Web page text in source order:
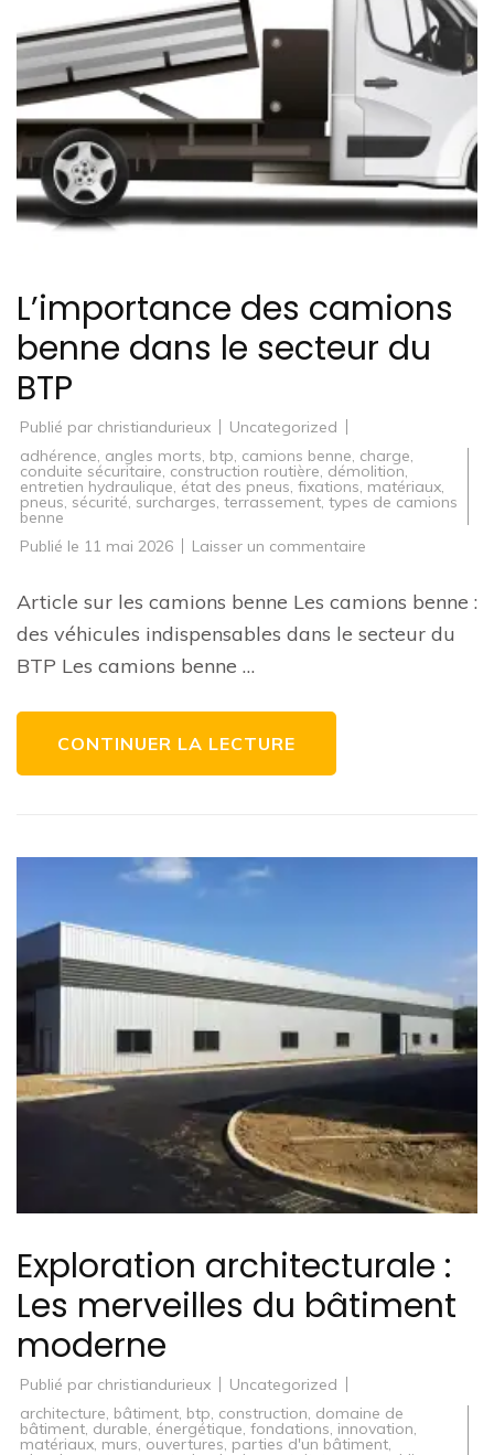
L’importance des camions
benne dans le secteur du
BTP
Publié par christiandurieux
Uncategorized
adhérence angles morts btp camions benne charge
conduite sécuritaire construction routière démolition
entretien hydraulique état des pneus fixations matériaux
pneus sécurité surcharges terrassement types de camions
benne
Publié le 11 mai 2026 Laisser un commentaire
camions
benne
le
Article sur les camions benne Les camions benne :
des véhicules indispensables dans le secteur du
BTP Les camions benne …
CONTINUER LA LECTURE
Exploration architecturale :
Les merveilles du bâtiment
moderne
Publié par christiandurieux
Uncategorized
architecture, bâtiment, btp, construction, domaine de
bâtiment, durable, énergétique, fondations, innovation,
matériaux, murs, ouvertures, parties d'un bâtiment,